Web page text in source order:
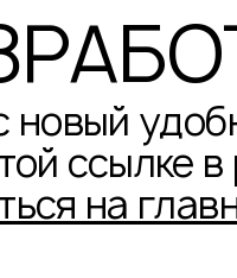
новый
ссылке в
на